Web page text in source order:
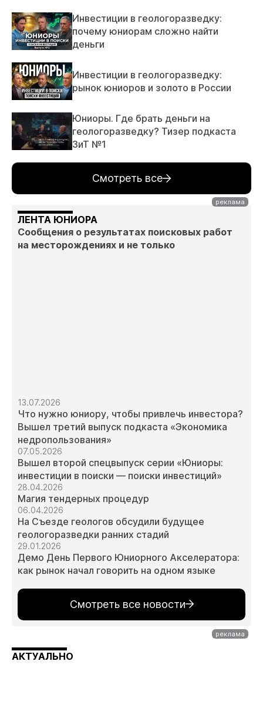
Инвестиции в геологоразведку:
почему юниорам сложно найти
деньги
Инвестиции в геологоразведку:
рынок юниоров и золото в России
Юниоры. Где брать деньги на
геологоразведку? Тизер подкаста
ЗиТ №1
Смотреть все
ЛЕНТА ЮНИОРА
Сообщения о результатах поисковых работ
на месторождениях и не только
13.07.2026
Что нужно юниору, чтобы привлечь инвестора?
Вышел третий выпуск подкаста «Экономика
недропользования»
07.05.2026
Вышел второй спецвыпуск серии «Юниоры:
инвестиции в поиски — поиски инвестиций»
28.04.2026
Магия тендерных процедур
06.04.2026
На Съезде геологов обсудили будущее
геологоразведки ранних стадий
29.01.2026
Демо День Первого Юниорного Акселератора:
как рынок начал говорить на одном языке
Смотреть все новости
АКТУАЛЬНО